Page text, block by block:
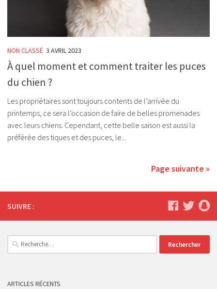
NON CLASSÉ 3 AVRIL 2023
À quel moment et comment traiter les puces
du chien ?
Les propriétaires sont toujours contents de l’arrivée du
printemps, ce sera l’occasion de faire de belles promenades
avec leurs chiens. Cependant, cette belle saison est aussi la
préférée des tiques et des puces, le...
Page suivante »
SUIVRE :
Rechercher :
ARTICLES RÉCENTS